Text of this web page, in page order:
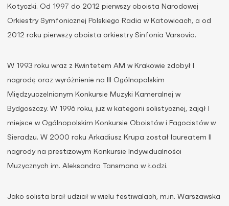
Kotyczki. Od 1997 do 2012 pierwszy oboista Narodowej
Orkiestry Symfonicznej Polskiego Radia w Katowicach, a od
2012 roku pierwszy oboista orkiestry Sinfonia Varsovia.
W 1993 roku wraz z Kwintetem AM w Krakowie zdobył I
nagrodę oraz wyróżnienie na III Ogólnopolskim
Międzyuczelnianym Konkursie Muzyki Kameralnej w
Bydgoszczy. W 1996 roku, już w kategorii solistycznej, zajął I
miejsce w Ogólnopolskim Konkursie Oboistów i Fagocistów w
Sieradzu. W 2000 roku Arkadiusz Krupa został laureatem II
nagrody na prestiżowym Konkursie Indywidualności
Muzycznych im. Aleksandra Tansmana w Łodzi.
Jako solista brał udział w wielu festiwalach, m.in. Warszawska